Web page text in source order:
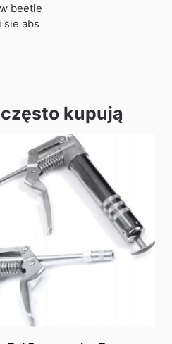
beetle
sie abs
kupują